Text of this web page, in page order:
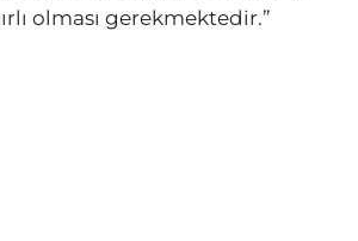
olması gerekmektedir.”